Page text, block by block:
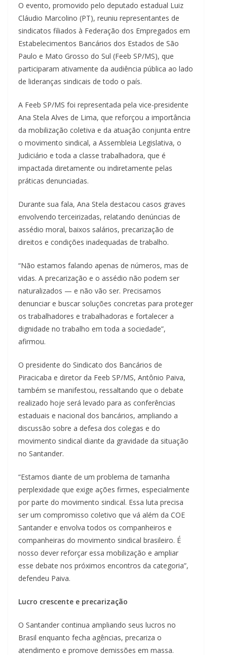
O evento, promovido pelo deputado estadual Luiz
Cláudio Marcolino (PT), reuniu representantes de
sindicatos filiados à Federação dos Empregados em
Estabelecimentos Bancários dos Estados de São
Paulo e Mato Grosso do Sul (Feeb SP/MS), que
participaram ativamente da audiência pública ao lado
de lideranças sindicais de todo o país.
A Feeb SP/MS foi representada pela vice-presidente
Ana Stela Alves de Lima, que reforçou a importância
da mobilização coletiva e da atuação conjunta entre
o movimento sindical, a Assembleia Legislativa, o
Judiciário e toda a classe trabalhadora, que é
impactada diretamente ou indiretamente pelas
práticas denunciadas.
Durante sua fala, Ana Stela destacou casos graves
envolvendo terceirizadas, relatando denúncias de
assédio moral, baixos salários, precarização de
direitos e condições inadequadas de trabalho.
“Não estamos falando apenas de números, mas de
vidas. A precarização e o assédio não podem ser
naturalizados — e não vão ser. Precisamos
denunciar e buscar soluções concretas para proteger
os trabalhadores e trabalhadoras e fortalecer a
dignidade no trabalho em toda a sociedade”,
afirmou.
O presidente do Sindicato dos Bancários de
Piracicaba e diretor da Feeb SP/MS, Antônio Paiva,
também se manifestou, ressaltando que o debate
realizado hoje será levado para as conferências
estaduais e nacional dos bancários, ampliando a
discussão sobre a defesa dos colegas e do
movimento sindical diante da gravidade da situação
no Santander.
“Estamos diante de um problema de tamanha
perplexidade que exige ações firmes, especialmente
por parte do movimento sindical. Essa luta precisa
ser um compromisso coletivo que vá além da COE
Santander e envolva todos os companheiros e
companheiras do movimento sindical brasileiro. É
nosso dever reforçar essa mobilização e ampliar
esse debate nos próximos encontros da categoria”,
defendeu Paiva.
Lucro crescente e precarização
O Santander continua ampliando seus lucros no
Brasil enquanto fecha agências, precariza o
atendimento e promove demissões em massa.